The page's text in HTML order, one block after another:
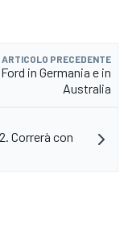
ARTICOLO PRECEDENTE
in Germania e in
Australia
Correrà con